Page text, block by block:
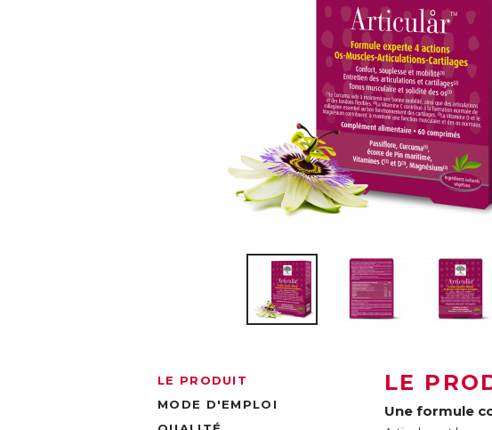
LE PRODUIT
MODE D'EMPLOI
LE
Une formule